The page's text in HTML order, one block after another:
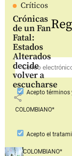
Críticos
Crónicas
de un Fan
Fatal:
Estados
Alterados
decide
volver a
escucharse
share Aceptotérminos
COLOMBIANO*
Acepto el
EL COLOMBIANO*